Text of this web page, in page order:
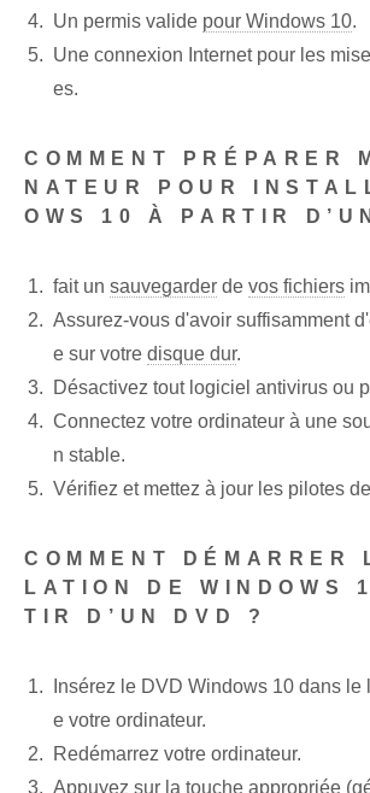
Un permis valide pour Windows 10.
Une connexion Internet pour les
es.
COMMENT PRÉPARER
NATEUR POUR
OWS 10 À PARTIR
fait un sauvegarder de vos fichiers
Assurez-vous d'avoir suffisamment
e sur votre disque dur.
Désactivez tout logiciel antivirus ou
Connectez votre ordinateur à une
n stable.
Vérifiez et mettez à jour les pilotes
COMMENT DÉMARRER
LATION DE WINDOWS
TIR D’UN DVD ?
Insérez le DVD Windows 10 dans le
e votre ordinateur.
Redémarrez votre ordinateur.
Appuyez sur la touche appropriée